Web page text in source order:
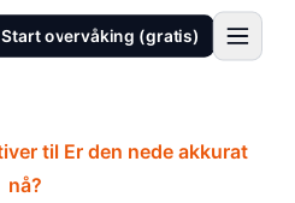
Start overvåking (gratis)
til Er den nede akkurat
nå?